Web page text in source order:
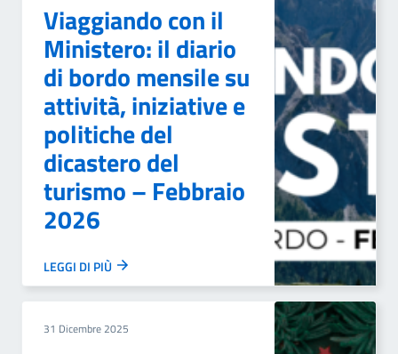
Viaggiando con il
Ministero: il diario
di bordo mensile su
attività, iniziative e
politiche del
dicastero del
turismo – Febbraio
2026
LEGGI DI PIÙ
31 Dicembre 2025